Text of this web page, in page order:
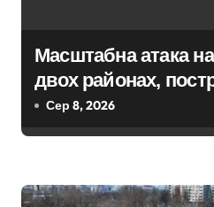
Масштабна атака
двох районах,
події
Сер 8, 2026